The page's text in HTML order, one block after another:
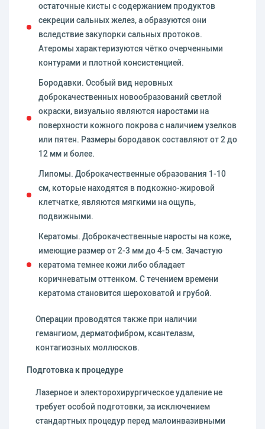
остаточные кисты с содержанием продуктов
секреции сальных желез, а образуются они
вследствие закупорки сальных протоков.
Атеромы характеризуются чётко очерченными
контурами и плотной консистенцией.
Бородавки. Особый вид неровных
доброкачественных новообразований светлой
окраски, визуально являются наростами на
поверхности кожного покрова с наличием узелков
или пятен. Размеры бородавок составляют от 2 до
12 мм и более.
Липомы. Доброкачественные образования 1-10
см, которые находятся в подкожно-жировой
клетчатке, являются мягкими на ощупь,
подвижными.
Кератомы. Доброкачественные наросты на коже,
имеющие размер от 2-3 мм до 4-5 см. Зачастую
кератома темнее кожи либо обладает
коричневатым оттенком. С течением времени
кератома становится шероховатой и грубой.
Операции проводятся также при наличии
гемангиом, дерматофибром, ксантелазм,
контагиозных моллюсков.
Подготовка к процедуре
Лазерное и электорохирургическое удаление не
требует особой подготовки, за исключением
стандартных процедур перед малоинвазивными